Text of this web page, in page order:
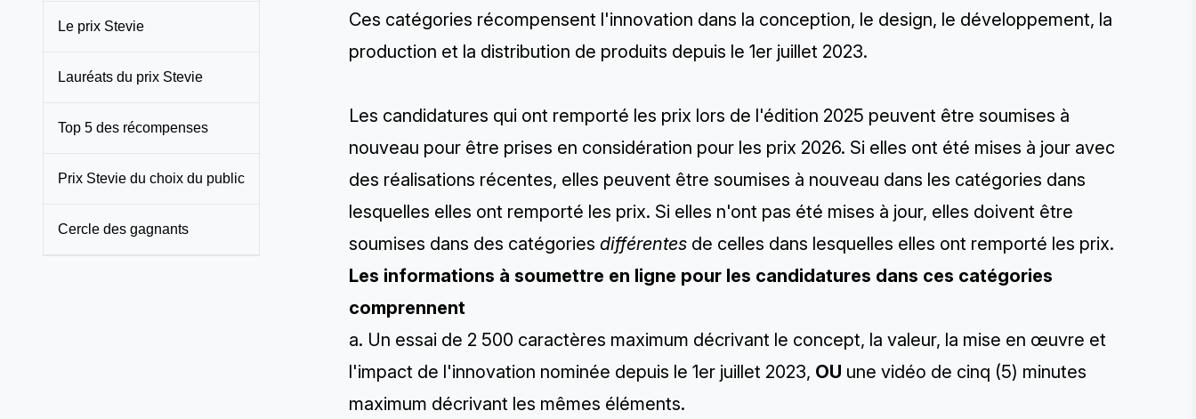
Le prix Stevie
Lauréats du prix Stevie
Top 5 des récompenses
Prix Stevie du choix du public
Cercle des gagnants
Ces catégories récompensent l'innovation dans la conception, le design, le développement, la
production et la distribution de produits depuis le 1er juillet 2023.
Les candidatures qui ont remporté les prix lors de l'édition 2025 peuvent être soumises à
nouveau pour être prises en considération pour les prix 2026. Si elles ont été mises à jour avec
des réalisations récentes, elles peuvent être soumises à nouveau dans les catégories dans
lesquelles elles ont remporté les prix. Si elles n'ont pas été mises à jour, elles doivent être
soumises dans des catégories différentes de celles dans lesquelles elles ont remporté les prix.
Les informations à soumettre en ligne pour les candidatures dans ces catégories
comprennent
a. Un essai de 2 500 caractères maximum décrivant le concept, la valeur, la mise en œuvre et
l'impact de l'innovation nominée depuis le 1er juillet 2023, OU une vidéo de cinq (5) minutes
maximum décrivant les mêmes éléments.